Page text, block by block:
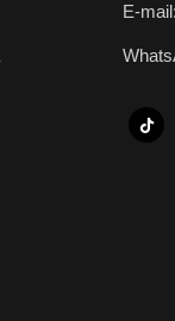
E-mail: